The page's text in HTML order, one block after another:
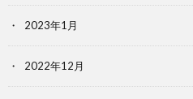
2023年1月
2022年12月